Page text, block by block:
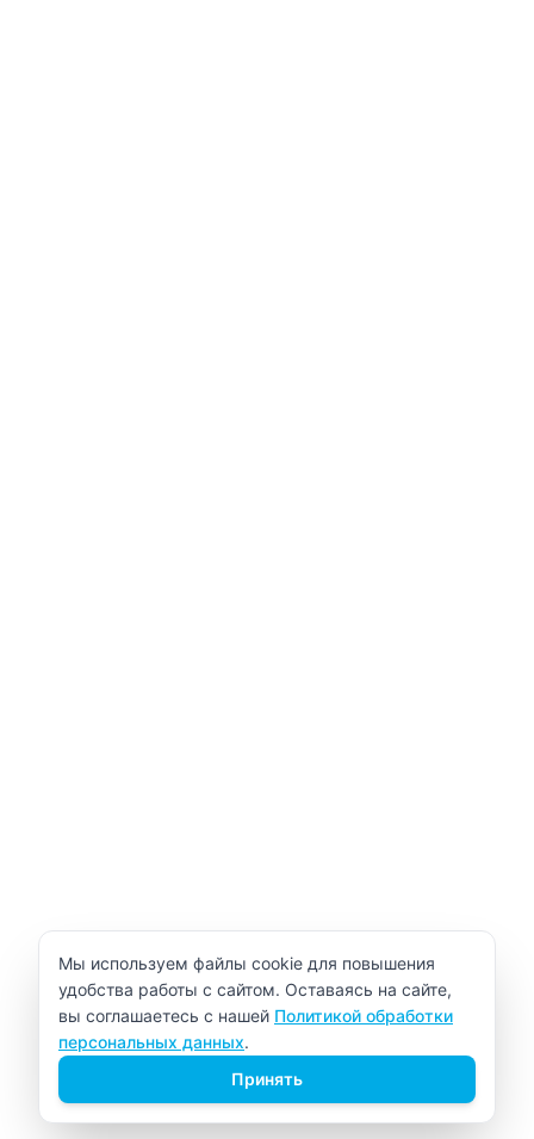
Уведомление об использовании cookie
Мы используем файлы cookie для повышения
удобства работы с сайтом. Оставаясь на сайте,
вы соглашаетесь с нашей Политикой обработки
персональных данных.
Принять